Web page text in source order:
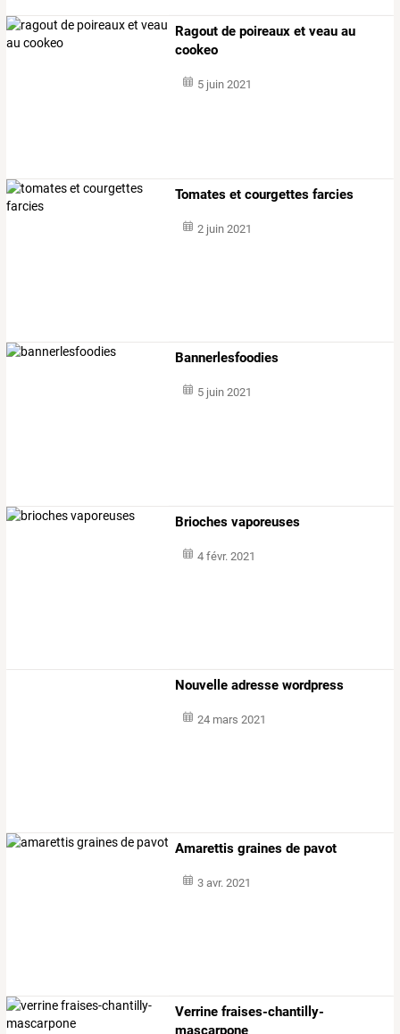
Ragout de poireaux et veau au
cookeo
5 juin 2021
Tomates et courgettes farcies
2 juin 2021
Bannerlesfoodies
5 juin 2021
Brioches vaporeuses
4 févr. 2021
Nouvelle adresse wordpress
24 mars 2021
Amarettis graines de pavot
3 avr. 2021
Verrine fraises-chantilly-
mascarpone